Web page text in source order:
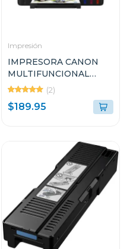
Impresión
IMPRESORA CANON
MULTIFUNCIONAL
INALÁMBRICA DE
TANQUES DE TINTA
INTEGRADOS G317
(2)
$189.95